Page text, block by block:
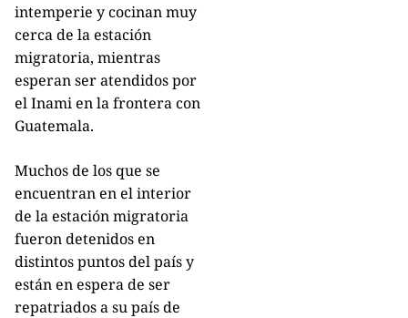
intemperie y cocinan muy
cerca de la estación
migratoria, mientras
esperan ser atendidos por
el Inami en la frontera con
Guatemala.
Muchos de los que se
encuentran en el interior
de la estación migratoria
fueron detenidos en
distintos puntos del país y
están en espera de ser
repatriados a su país de